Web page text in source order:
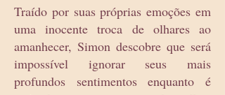
Traído por suas próprias emoções em
uma inocente troca de olhares ao
amanhecer, Simon descobre que será
impossível ignorar seus mais
profundos sentimentos enquanto é